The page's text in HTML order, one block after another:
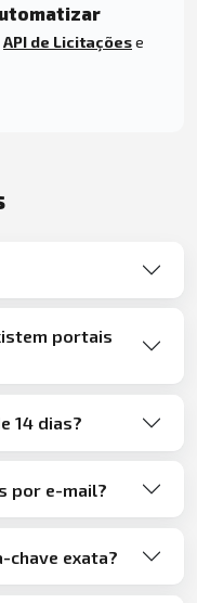
API de Licitaçõese
portais
14 dias?
por e-mail?
chave exata?